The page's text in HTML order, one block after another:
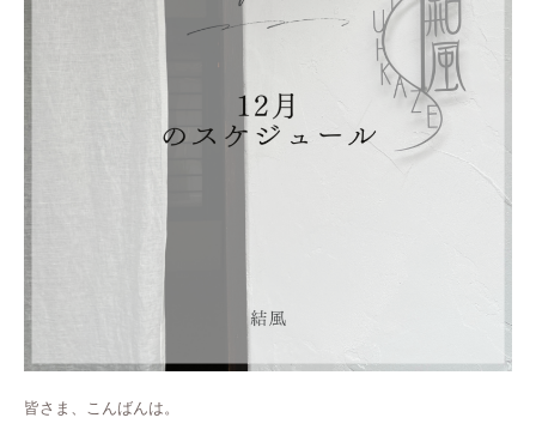
皆さま、こんばんは。